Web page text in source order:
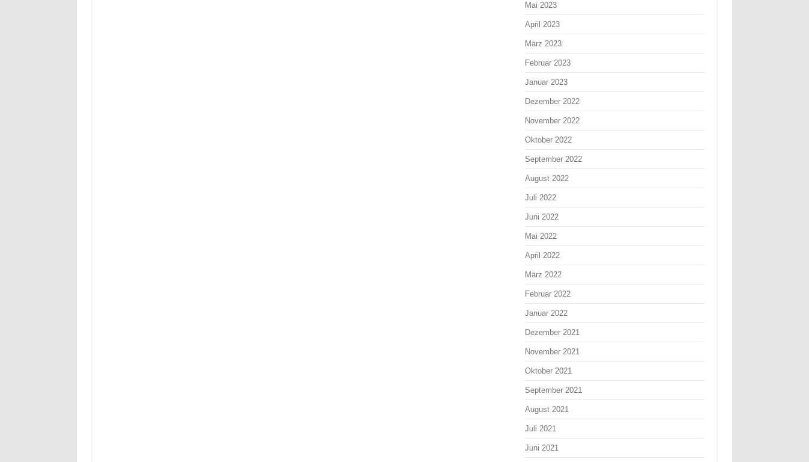
Mai 2023
April 2023
März 2023
Februar 2023
Januar 2023
Dezember 2022
November 2022
Oktober 2022
September 2022
August 2022
Juli 2022
Juni 2022
Mai 2022
April 2022
März 2022
Februar 2022
Januar 2022
Dezember 2021
November 2021
Oktober 2021
September 2021
August 2021
Juli 2021
Juni 2021